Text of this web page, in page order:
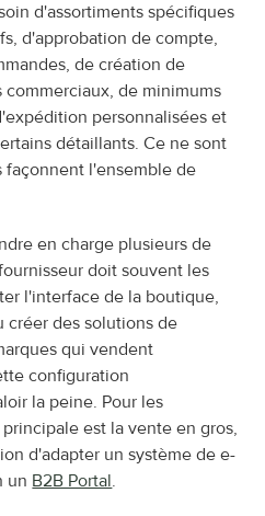
d'assortiments spécifiques
d'approbation de compte,
de création de
commerciaux, de minimums
personnalisées et
détaillants. Ce ne sont
façonnent l'ensemble de
en charge plusieurs de
doit souvent les
l'interface de la boutique,
créer des solutions de
qui vendent
configuration
la peine. Pour les
est la vente en gros,
d'adapter un système de e-
un B2B Portal.